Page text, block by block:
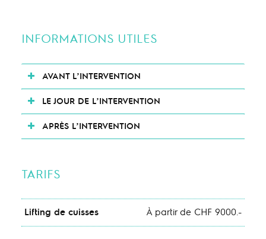
INFORMATIONS UTILES
AVANT L’INTERVENTION
LE JOUR DE L’INTERVENTION
APRÈS L’INTERVENTION
TARIFS
Lifting de cuisses À partir de CHF 9000.-